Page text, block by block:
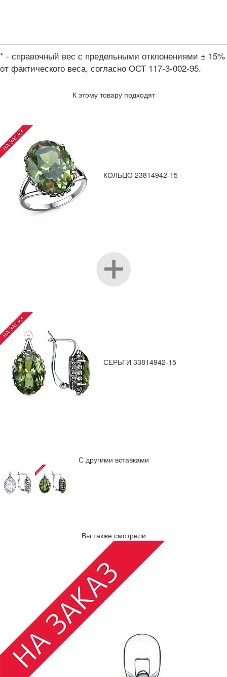
* - справочный вес с предельными отклонениями ± 15%
от фактического веса, согласно ОСТ 117-3-002-95.
К этому товару подходят
КОЛЬЦО 23814942-15
СЕРЬГИ 33814942-15
С другими вставками
Вы также смотрели